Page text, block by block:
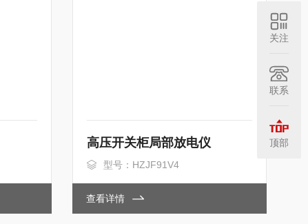
高压开关柜局部放电仪
型号：HZJF91V4
查看详情
关注
联系
顶部